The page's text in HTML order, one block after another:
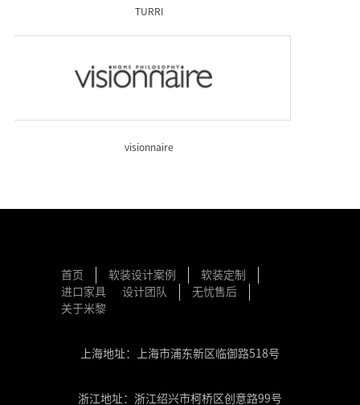
TURRI
visionnaire
首页 软装设计案例
软装定制
进口家具
设计团队
无忧售后
关于米黎
上海地址：上海市浦东新区临御路518号
浙江地址：浙江绍兴市柯桥区创意路99号